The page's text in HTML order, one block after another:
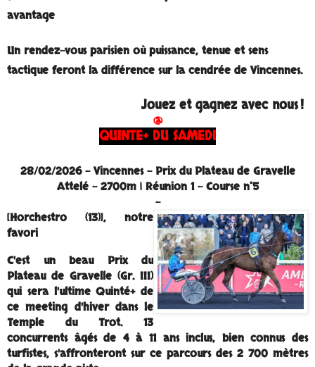
avantage
Un rendez-vous parisien oùpuissance, tenue et sens
tactique feront la différence sur la cendrée de Vincennes.
Jouez et gagnez avec nous !
@
QUINTE+ DU SAMEDI
28/02/2026 - Vincennes - Prix du Plateau de Gravelle
Attelé - 2700m | Réunion 1 - Course n°5
-
[Horchestro (13)], notre
favori
C'est un beau Prix du
Plateau de Gravelle (Gr. III)
qui sera l'ultime Quinté+ de
ce meeting d'hiver dans le
Temple du Trot. 13
concurrents âgés de 4 à 11 ans inclus, bien connus des
turfistes, s'affronteront sur ce parcours des 2 700 mètres